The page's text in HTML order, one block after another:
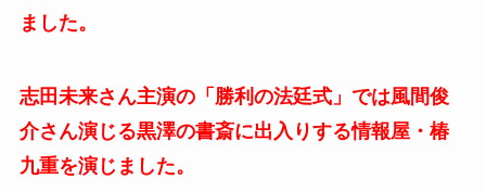
ました。
志田未来さん主演の「勝利の法廷式」では風間俊
介さん演じる黒澤の書斎に出入りする情報屋・椿
九重を演じました。